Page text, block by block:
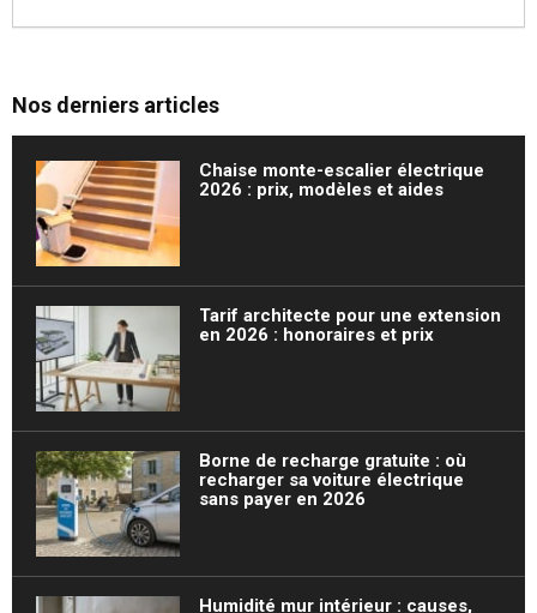
Nos derniers articles
Chaise monte-escalier électrique
2026 : prix, modèles et aides
Tarif architecte pour une extension
en 2026 : honoraires et prix
Borne de recharge gratuite : où
recharger sa voiture électrique
sans payer en 2026
Humidité mur intérieur : causes,